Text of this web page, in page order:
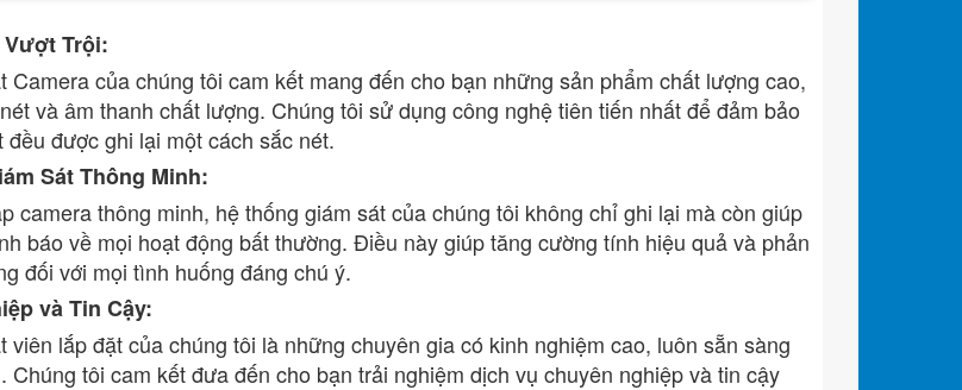
Trội:
Camera của chúng tôi cam kết mang đến cho bạn những sản phẩm chất lượng cao,
và âm thanh chất lượng. Chúng tôi sử dụng công nghệ tiên tiến nhất để đảm bảo
đều được ghi lại một cách sắc nét.
Sát Thông Minh:
camera thông minh, hệ thống giám sát của chúng tôi không chỉ ghi lại mà còn giúp
báo về mọi hoạt động bất thường. Điều này giúp tăng cường tính hiệu quả và phản
đối với mọi tình huống đáng chú ý.
và Tin Cậy:
viên lắp đặt của chúng tôi là những chuyên gia có kinh nghiệm cao, luôn sẵn sàng
Chúng tôi cam kết đưa đến cho bạn trải nghiệm dịch vụ chuyên nghiệp và tin cậy